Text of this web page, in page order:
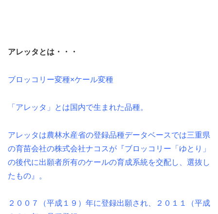
アレッタとは・・・
ブロッコリー変種×ケール変種
「アレッタ」とは国内で生まれた品種。
アレッタは農林水産省の登録品種データベースでは三重県
の育苗会社の株式会社ナコスが『ブロッコリー「ゆとり」
の後代に出願者所有のケールの育成系統を交配し、選抜し
たもの』。
２００７（平成１９）年に登録出願され、２０１１（平成